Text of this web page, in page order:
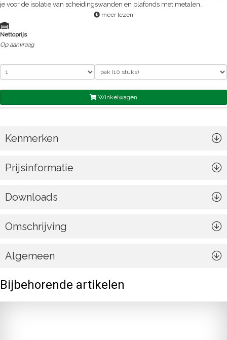
je voor de isolatie van scheidingswanden en plafonds met metalen
staanders of liggers. Door de productie met ECOSE® Technology is de
glaswol prettig te verwerken. Géén jeuk, géén geur, géén stof.
meer lezen
Nettoprijs
Op aanvraag
Winkelwagen
Kenmerken
Prijsinformatie
Downloads
Omschrijving
Algemeen
Bijbehorende artikelen